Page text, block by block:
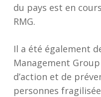
du pays est en
RMG.
Il a été également
Management
d’action et de
personnes